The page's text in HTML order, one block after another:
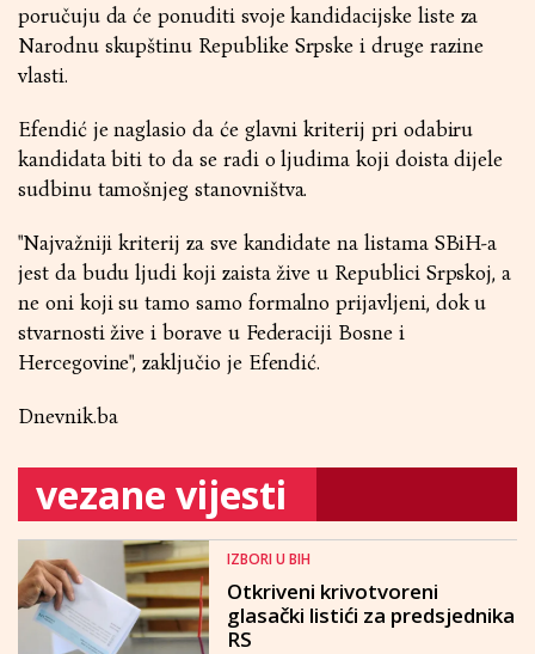
poručuju da će ponuditi svoje kandidacijske liste za
Narodnu skupštinu Republike Srpske i druge razine
vlasti.
Efendić je naglasio da će glavni kriterij pri odabiru
kandidata biti to da se radi o ljudima koji doista dijele
sudbinu tamošnjeg stanovništva.
"Najvažniji kriterij za sve kandidate na listama SBiH-a
jest da budu ljudi koji zaista žive u Republici Srpskoj, a
ne oni koji su tamo samo formalno prijavljeni, dok u
stvarnosti žive i borave u Federaciji Bosne i
Hercegovine", zaključio je Efendić.
Dnevnik.ba
vezane vijesti
IZBORI U BIH
Otkriveni krivotvoreni
glasački listići za predsjednika
RS